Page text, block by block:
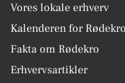
Vores lokale erhverv
Kalenderen for Rødekro
Fakta om Rødekro
Erhvervsartikler